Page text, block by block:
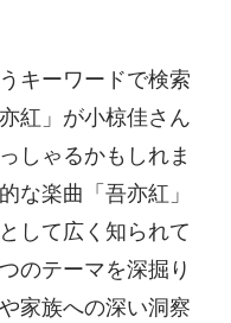
キーワードで検索
紅」が小椋佳さん
しゃるかもしれま
な楽曲「吾亦紅」
として広く知られて
のテーマを深掘り
家族への深い洞察